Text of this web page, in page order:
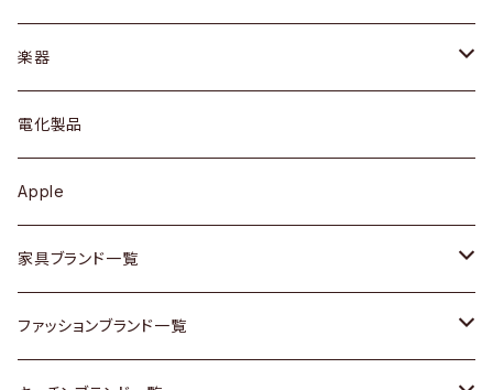
シェルフ
キュリオケース / 飾り棚
カップボード / 食器棚
チェスト
その他家具
トップス
ワンピース
ボトムス
靴
スカーフ
カトラリー
ケトル / ティーポット
鍋 / フライパン
Vintage / ヴィンテージ
銀製品
dahon
楽器
ギター
ベース
その他楽器
電化製品
Apple
家具ブランド一覧
ACME Furniture / アクメ ファニチャー
ファッションブランド一覧